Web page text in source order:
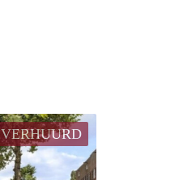
VERHUURD